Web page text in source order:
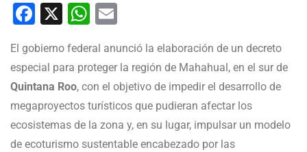
Facebook
X WhatsApp
El gobierno federal anunció la elaboración de un decreto
especial para proteger la región de Mahahual, en el sur de
Quintana Roo, con el objetivo de impedir el desarrollo de
megaproyectos turísticos que pudieran afectar los
ecosistemas de la zona y, en su lugar, impulsar un modelo
de ecoturismo sustentable encabezado por las